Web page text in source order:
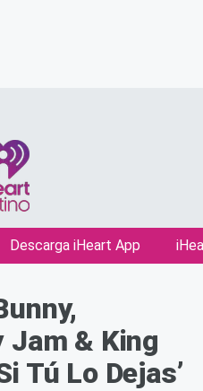
Descarga iHeart App
Jam & King
Tú Lo Dejas’